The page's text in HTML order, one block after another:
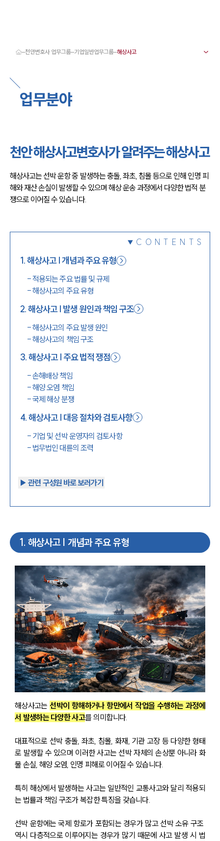
서울·대전·천안변호사
천안형사전문변호사
천안이혼전문변호사
천안학교폭력변호사
천안변호사 주요 업무사례
천안 분사무소 오시는 길
채용정보
천안변호사 업무그룹 기업일반업무그룹
업무분야
천안 해상사고변호사가 알려주는 해상사고
해상사고는 선박 운항 중 발생하는 충돌, 좌초, 침몰 등으로 인해 인명 피
해와 재산 손실이 발생할 수 있으며 해상 운송 과정에서 다양한 법적 분
쟁으로 이어질 수 있습니다.
CONTENTS
1.해상사고 | 개념과 주요 유형
-적용되는 주요 법률 및 규제
-해상사고의 주요 유형
2.해상사고 | 발생 원인과 책임 구조
-해상사고의 주요 발생 원인
-해상사고의 책임 구조
3.해상사고 | 주요 법적 쟁점
-손해배상 책임
-해양 오염 책임
-국제 해상 분쟁
4.해상사고 | 대응 절차와 검토사항
- 기업 및 선박 운영자의 검토사항
- 법무법인 대륜의 조력
▶︎ 관련 구성원 바로 보러가기
1. 해상사고 | 개념과 주요 유형
해상사고는 선박이 항해하거나 항만에서 작업을 수행하는 과정에
서 발생하는 다양한 사고를 의미합니다.
대표적으로 선박 충돌, 좌초, 침몰, 화재, 기관 고장 등 다양한 형태
로 발생할 수 있으며 이러한 사고는 선박 자체의 손상뿐 아니라 화
물 손실, 해양 오염, 인명 피해로 이어질 수 있습니다.
특히 해상에서 발생하는 사고는 일반적인 교통사고와 달리 적용되
는 법률과 책임 구조가 복잡한 특징을 갖습니다.
선박 운항에는 국제 항로가 포함되는 경우가 많고 선박 소유 구조
역시 다층적으로 이루어지는 경우가 많기 때문에 사고 발생 시 법